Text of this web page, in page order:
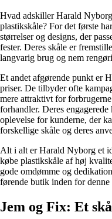
Hvad adskiller Harald
plastikskåle? For det første
størrelser og designs, der
fester. Deres skåle er
langvarig brug og nem
Et andet afgørende punkt er
priser. De tilbyder ofte
mere attraktivt for
forhandler. Deres
oplevelse for kunderne, der
forskellige skåle og deres
Alt i alt er Harald Nyborg et
købe plastikskåle af høj
gode omdømme og
førende butik inden for denne
Jem og Fix: Et